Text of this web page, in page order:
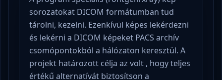
sorozatokat DICOM formátumban tud
tárolni, kezelni. Ezenkívül képes lekérdezni
és lekérni a DICOM képeket PACS archív
csomópontokból a hálózaton keresztül. A
projekt határozott célja az volt , hogy teljes
értékű alternatívát biztosítson a